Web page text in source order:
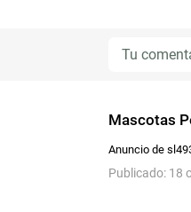
Mascotas
Anuncio de
Publicado: 18